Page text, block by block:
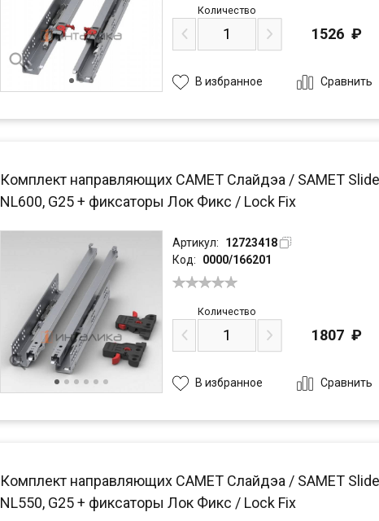
Количество
1526 ₽
В избранное Сравнить
Комплект направляющих САМЕТ Слайдэа / SAMET
NL600, G25 + фиксаторы Лок Фикс / Lock Fix
Артикул:
12723418
Код:
0000/166201
Количество
1807 ₽
В избранное Сравнить
Комплект направляющих САМЕТ Слайдэа / SAMET
NL550, G25 + фиксаторы Лок Фикс / Lock Fix